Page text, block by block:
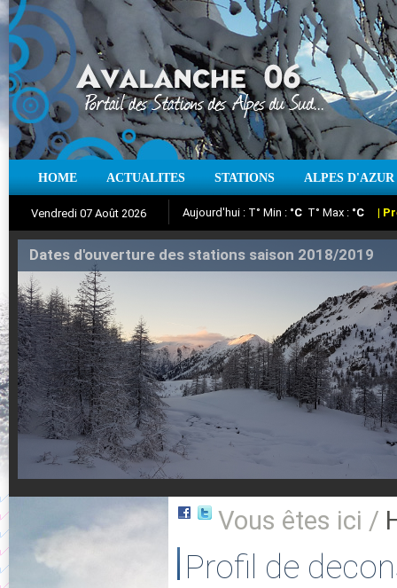
HOME ACTUALITES STATIONS ALPES D'AZUR
Vendredi 07 Août 2026
Aujourd'hui : T° Min : °CT° Max : °C |
Iso à 0° :m Neige sur 12 heures : cm
Suivez en direct l'actualité des stations
Vous êtes ici /
Profil de